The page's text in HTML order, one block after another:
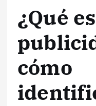
¿Qué
cómo